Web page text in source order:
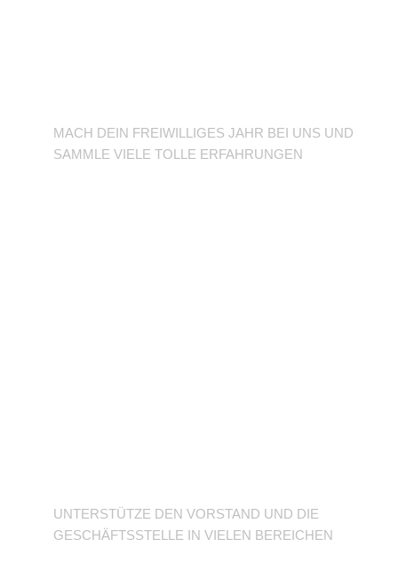
MACH DEIN FREIWILLIGES JAHR BEI UNS UND
SAMMLE VIELE TOLLE ERFAHRUNGEN
UNTERSTÜTZE DEN VORSTAND UND DIE
GESCHÄFTSSTELLE IN VIELEN BEREICHEN